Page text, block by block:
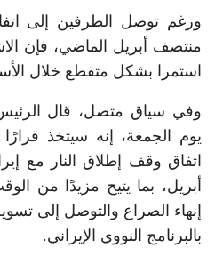
ورغم توصل الطرفين إلى
منتصف أبريل الماضي، فإن
استمرا بشكل متقطع خلال
وفي سياق متصل، قال الرئيس
يوم الجمعة، إنه سيتخذ
اتفاق وقف إطلاق النار مع
أبريل، بما يتيح مزيدًا من
إنهاء الصراع والتوصل إلى
بالبرنامج النووي الإيراني.